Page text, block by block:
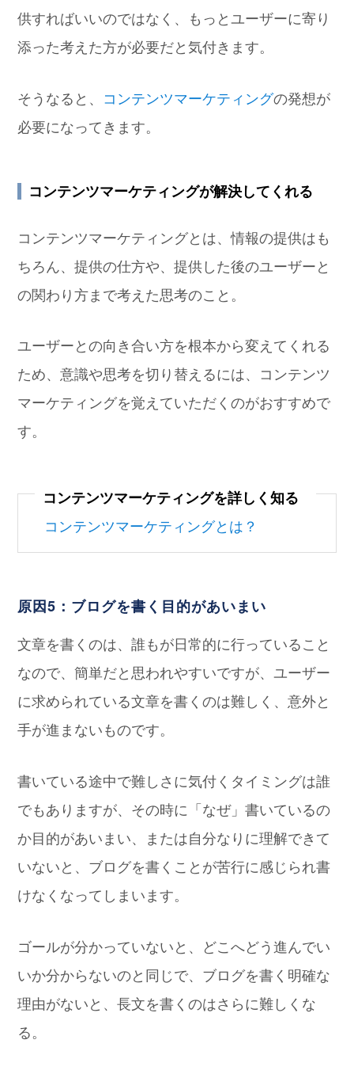
供すればいいのではなく、もっとユーザーに寄り
添った考えた方が必要だと気付きます。
そうなると、 コンテンツマーケティングの発想が
必要になってきます。
コンテンツマーケティングが解決してくれる
コンテンツマーケティングとは、情報の提供はも
ちろん、提供の仕方や、提供した後のユーザーと
の関わり方まで考えた思考のこと。
ユーザーとの向き合い方を根本から変えてくれる
ため、意識や思考を切り替えるには、コンテンツ
マーケティングを覚えていただくのがおすすめで
す。
コンテンツマーケティングを詳しく知る
コンテンツマーケティングとは？
原因5：ブログを書く目的があいまい
文章を書くのは、誰もが日常的に行っていること
なので、簡単だと思われやすいですが、ユーザー
に求められている文章を書くのは難しく、意外と
手が進まないものです。
書いている途中で難しさに気付くタイミングは誰
でもありますが、その時に「なぜ」書いているの
か目的があいまい、または自分なりに理解できて
いないと、ブログを書くことが苦行に感じられ書
けなくなってしまいます。
ゴールが分かっていないと、どこへどう進んでい
いか分からないのと同じで、ブログを書く明確な
理由がないと、長文を書くのはさらに難しくな
る。